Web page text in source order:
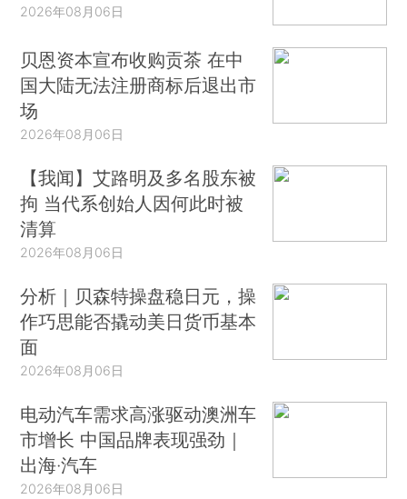
2026年08月06日
贝恩资本宣布收购贡茶 在中
国大陆无法注册商标后退出市
场
2026年08月06日
【我闻】艾路明及多名股东被
拘 当代系创始人因何此时被
清算
2026年08月06日
分析｜贝森特操盘稳日元，操
作巧思能否撬动美日货币基本
面
2026年08月06日
电动汽车需求高涨驱动澳洲车
市增长 中国品牌表现强劲｜
出海·汽车
2026年08月06日